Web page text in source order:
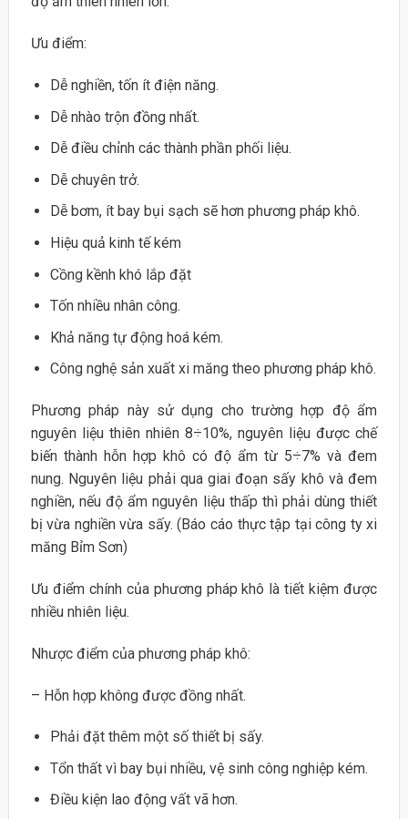
Ưu điểm:
Dễ nghiền, tốn ít điện năng.
Dễ nhào trộn đồng nhất.
Dễ điều chỉnh các thành phần phối liệu.
Dễ chuyên trở.
Dễ bơm, ít bay bụi sạch sẽ hơn phương pháp khô.
Hiệu quả kinh tế kém
Cồng kềnh khó lắp đặt
Tốn nhiều nhân công.
Khả năng tự động hoá kém.
Công nghệ sản xuất xi măng theo phương pháp khô.
Phương pháp này sử dụng cho trường hợp độ ẩm
nguyên liệu thiên nhiên 8÷10%, nguyên liệu được chế
biến thành hỗn hợp khô có độ ẩm từ 5÷7% và đem
nung. Nguyên liệu phải qua giai đoạn sấy khô và đem
nghiền, nếu độ ẩm nguyên liệu thấp thì phải dùng thiết
bị vừa nghiền vừa sấy. (Báo cáo thực tập tại công ty xi
măng Bỉm Sơn)
Ưu điểm chính của phương pháp khô là tiết kiệm được
nhiều nhiên liệu.
Nhược điểm của phương pháp khô:
– Hỗn hợp không được đồng nhất.
Phải đặt thêm một số thiết bị sấy.
Tổn thất vì bay bụi nhiều, vệ sinh công nghiệp kém.
Điều kiện lao động vất vã hơn.